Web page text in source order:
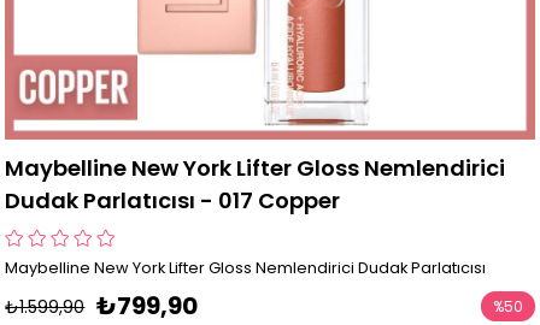
Maybelline New York Lifter Gloss Nemlendirici
Dudak Parlatıcısı - 017 Copper
Maybelline New York Lifter Gloss Nemlendirici Dudak Parlatıcısı
₺1.599,90 ₺799,90 %50